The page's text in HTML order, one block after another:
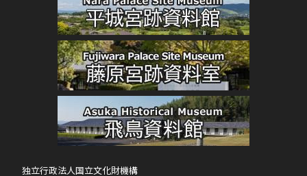
独立行政法人国立文化財機構